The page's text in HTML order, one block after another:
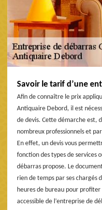
Savoir le tarif d’une
Afin de connaître le prix
Antiquaire Debord, il est
de devis. Cette démarche est,
nombreux professionnels et
En effet, un devis vous
fonction des types de services
débarras propose. Le
rien de temps par ses chargés
heures de bureau pour
accessible de l’entreprise de